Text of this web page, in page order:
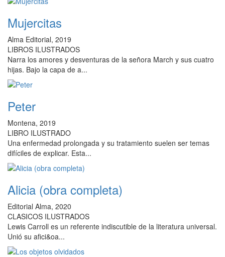
Mujercitas
Alma Editorial, 2019
LIBROS ILUSTRADOS
Narra los amores y desventuras de la señora March y sus cuatro
hijas. Bajo la capa de a...
Peter
Montena, 2019
LIBRO ILUSTRADO
Una enfermedad prolongada y su tratamiento suelen ser temas
difíciles de explicar. Esta...
Alicia (obra completa)
Editorial Alma, 2020
CLASICOS ILUSTRADOS
Lewis Carroll es un referente indiscutible de la literatura universal.
Unió su afici&oa...